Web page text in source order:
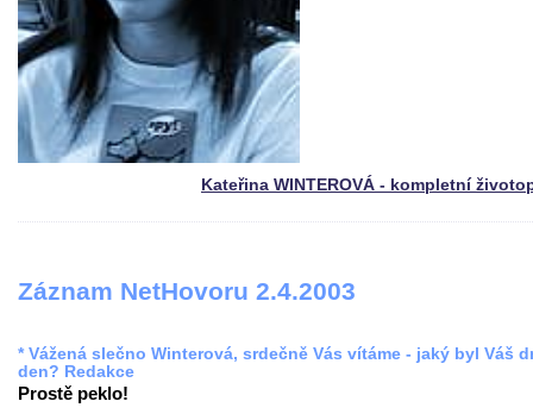
Kateřina WINTEROVÁ - kompletní
Záznam NetHovoru 2.4.2003
* Vážená slečno Winterová, srdečně Vás vítáme - jaký byl Váš
den? Redakce
Prostě peklo!